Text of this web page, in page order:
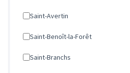
Saint-Avertin
Saint-Benoît-la-Forêt
Saint-Branchs